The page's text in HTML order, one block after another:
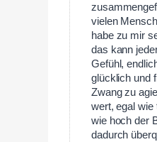
vielen
habe zu mir
das kann
Gefühl,
glücklich und
Zwang zu
wert, egal wie
wie hoch der
dadurch